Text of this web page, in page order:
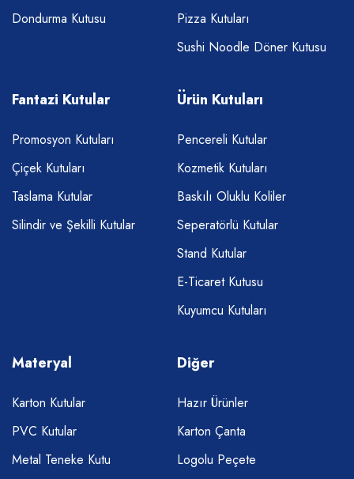
Dondurma Kutusu
Pizza Kutuları
Sushi Noodle Döner Kutusu
Fantazi Kutular
Promosyon Kutuları
Çiçek Kutuları
Taslama Kutular
Silindir ve Şekilli Kutular
Ürün Kutuları
Pencereli Kutular
Kozmetik Kutuları
Baskılı Oluklu Koliler
Seperatörlü Kutular
Stand Kutular
E-Ticaret Kutusu
Kuyumcu Kutuları
Materyal
Karton Kutular
PVC Kutular
Metal Teneke Kutu
Diğer
Hazır Ürünler
Karton Çanta
Logolu Peçete